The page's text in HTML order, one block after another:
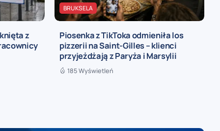
z
BRUKSELA
Piosenka z TikToka odmieniła los
pizzerii na Saint-Gilles – klienci
przyjeżdżają z Paryża i Marsylii
185 Wyświetleń